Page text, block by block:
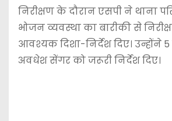
निरीक्षण के दौरान एसपी ने थाना
भोजन व्यवस्था का बारीकी से
आवश्यक दिशा-निर्देश दिए। उन्होंने
अवधेश सेंगर को जरूरी निर्देश दिए।